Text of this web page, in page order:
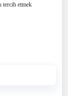
tercih etmek